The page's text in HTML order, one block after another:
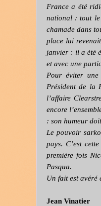
France a été
national : tout le
chamade dans
place lui
janvier : il a été
et avec une
Pour éviter
Président de la
l’affaire
encore
: son humeur
Le pouvoir
pays. C’est
première fois
Pasqua.
Un fait est
Jean Vinatier